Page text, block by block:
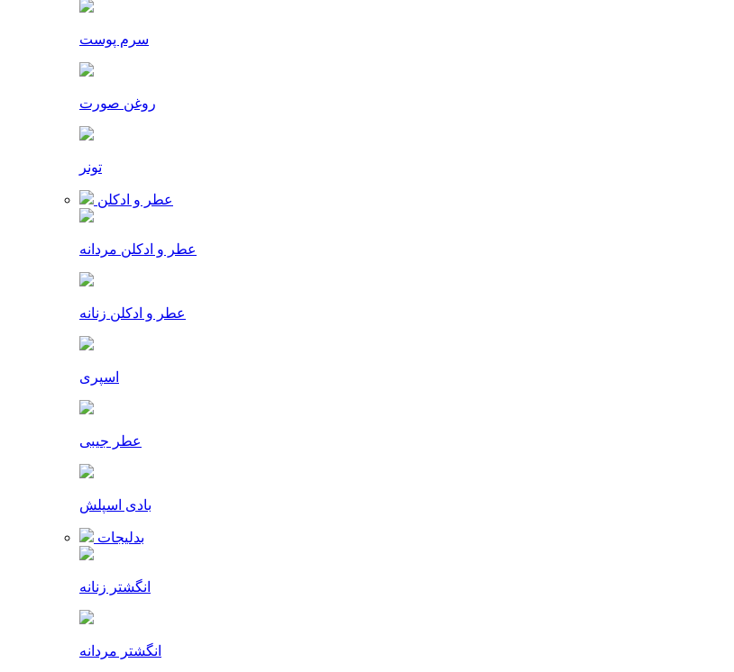
سرم پوست
روغن صورت
تونر
عطر و ادکلن
عطر و ادکلن مردانه
عطر و ادکلن زنانه
اسپری
عطر جیبی
بادی اسپلش
بدلیجات
انگشتر زنانه
انگشتر مردانه